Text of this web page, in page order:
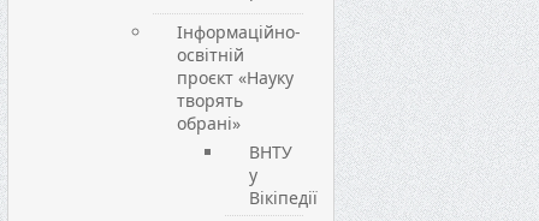
Інформаційно-
освітній
проєкт «Науку
творять
обрані»
ВНТУ
у
Вікіпедії